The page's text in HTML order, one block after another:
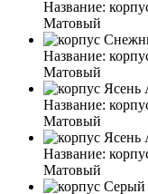
Название:
Матовый
Название:
Матовый
Название:
Матовый
Название:
Матовый